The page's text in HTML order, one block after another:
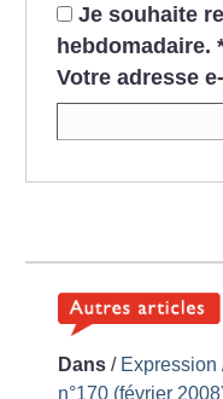
Je souhaite
hebdomadaire.
Votre adresse
Dans / Expression
n°170 (février